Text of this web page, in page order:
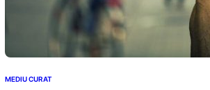
MEDIU CURAT